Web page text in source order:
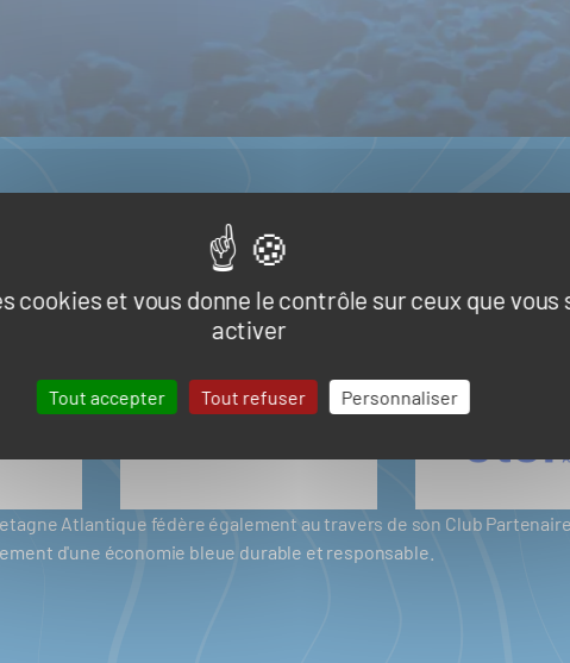
cookies et vous donne le contrôle sur ceux que vous
activer
Tout accepter Tout refuser Personnaliser
Atlantique fédère également au travers de son Club
d'une économie bleue durable et responsable.